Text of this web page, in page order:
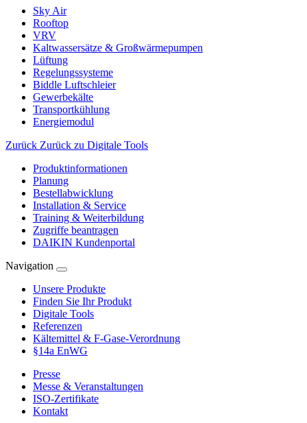
Sky Air
Rooftop
VRV
Kaltwassersätze & Großwärmepumpen
Lüftung
Regelungssysteme
Biddle Luftschleier
Gewerbekälte
Transportkühlung
Energiemodul
Zurück Zurück zu Digitale Tools
Produktinformationen
Planung
Bestellabwicklung
Installation & Service
Training & Weiterbildung
Zugriffe beantragen
DAIKIN Kundenportal
Navigation
Unsere Produkte
Finden Sie Ihr Produkt
Digitale Tools
Referenzen
Kältemittel & F-Gase-Verordnung
§14a EnWG
Presse
Messe & Veranstaltungen
ISO-Zertifikate
Kontakt